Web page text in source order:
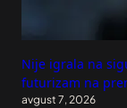
Nije igrala na
futurizam na
avgust 7, 2026